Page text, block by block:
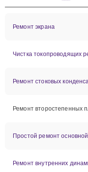
Ремонт экрана
Чистка токопроводящих
Ремонт стоковых
Ремонт второстепенных
Простой ремонт
Ремонт внутренних